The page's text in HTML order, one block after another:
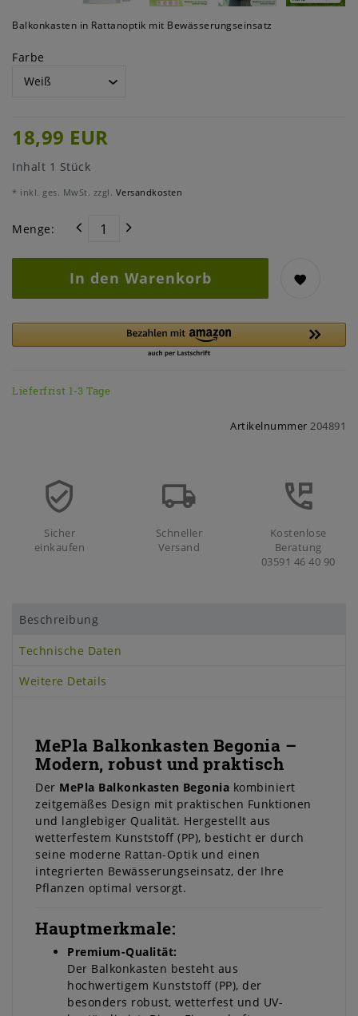
Balkonkasten in Rattanoptik mit Bewässerungseinsatz
Farbe
18,99 EUR
Inhalt 1 Stück
* inkl. ges. MwSt. zzgl. Versandkosten
Menge:
In den Warenkorb
Lieferfrist 1-3 Tage
Artikelnummer 204891
Sicher
einkaufen
Schneller
Versand
Kostenlose
Beratung
03591 46 40 90
Beschreibung
Technische Daten
Weitere Details
MePla Balkonkasten Begonia –
Modern, robust und praktisch
Der MePla Balkonkasten Begonia kombiniert
zeitgemäßes Design mit praktischen Funktionen
und langlebiger Qualität. Hergestellt aus
wetterfestem Kunststoff (PP), besticht er durch
seine moderne Rattan-Optik und einen
integrierten Bewässerungseinsatz, der Ihre
Pflanzen optimal versorgt.
Hauptmerkmale:
Premium-Qualität:
Der Balkonkasten besteht aus
hochwertigem Kunststoff (PP), der
besonders robust, wetterfest und UV-